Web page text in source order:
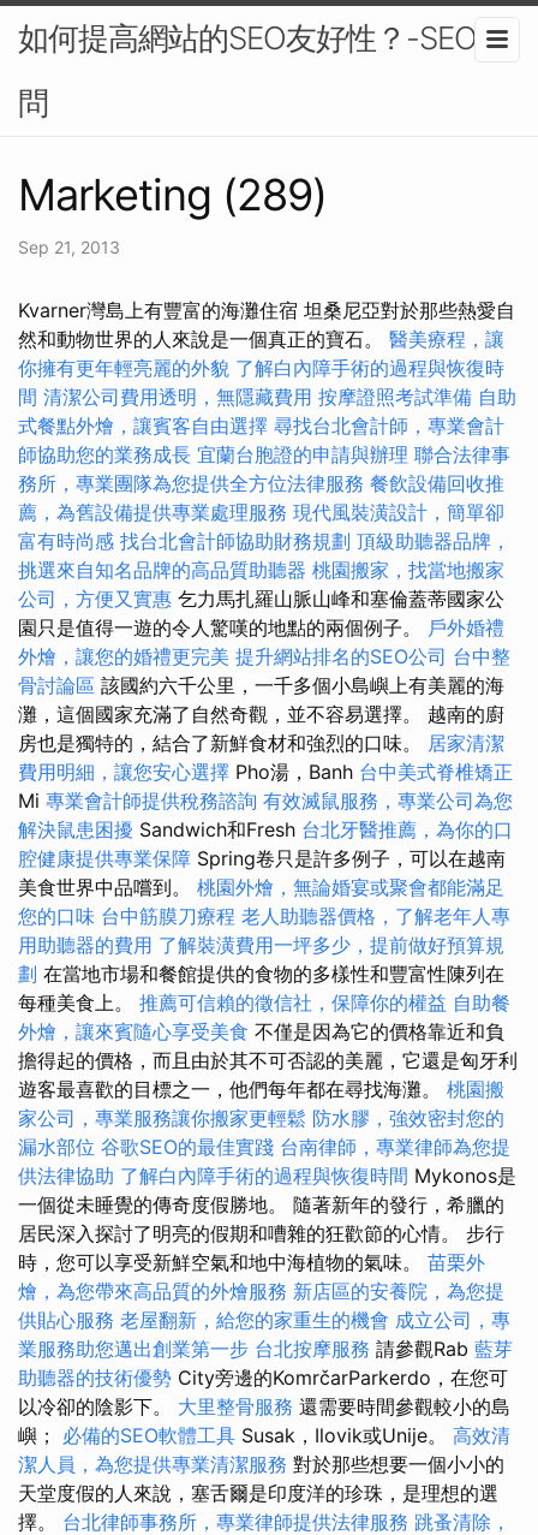
如何提高網站的SEO友好性？-SEO顧
問
Marketing (289)
Sep 21, 2013
Kvarner灣島上有豐富的海灘住宿 坦桑尼亞對於那些熱愛自
然和動物世界的人來說是一個真正的寶石。 醫美療程，讓
你擁有更年輕亮麗的外貌 了解白內障手術的過程與恢復時
間 清潔公司費用透明，無隱藏費用 按摩證照考試準備 自助
式餐點外燴，讓賓客自由選擇 尋找台北會計師，專業會計
師協助您的業務成長 宜蘭台胞證的申請與辦理 聯合法律事
務所，專業團隊為您提供全方位法律服務 餐飲設備回收推
薦，為舊設備提供專業處理服務 現代風裝潢設計，簡單卻
富有時尚感 找台北會計師協助財務規劃 頂級助聽器品牌，
挑選來自知名品牌的高品質助聽器 桃園搬家，找當地搬家
公司，方便又實惠 乞力馬扎羅山脈山峰和塞倫蓋蒂國家公
園只是值得一遊的令人驚嘆的地點的兩個例子。 戶外婚禮
外燴，讓您的婚禮更完美 提升網站排名的SEO公司 台中整
骨討論區 該國約六千公里，一千多個小島嶼上有美麗的海
灘，這個國家充滿了自然奇觀，並不容易選擇。 越南的廚
房也是獨特的，結合了新鮮食材和強烈的口味。 居家清潔
費用明細，讓您安心選擇 Pho湯，Banh 台中美式脊椎矯正
Mi 專業會計師提供稅務諮詢 有效滅鼠服務，專業公司為您
解決鼠患困擾 Sandwich和Fresh 台北牙醫推薦，為你的口
腔健康提供專業保障 Spring卷只是許多例子，可以在越南
美食世界中品嚐到。 桃園外燴，無論婚宴或聚會都能滿足
您的口味 台中筋膜刀療程 老人助聽器價格，了解老年人專
用助聽器的費用 了解裝潢費用一坪多少，提前做好預算規
劃 在當地市場和餐館提供的食物的多樣性和豐富性陳列在
每種美食上。 推薦可信賴的徵信社，保障你的權益 自助餐
外燴，讓來賓隨心享受美食 不僅是因為它的價格靠近和負
擔得起的價格，而且由於其不可否認的美麗，它還是匈牙利
遊客最喜歡的目標之一，他們每年都在尋找海灘。 桃園搬
家公司，專業服務讓你搬家更輕鬆 防水膠，強效密封您的
漏水部位 谷歌SEO的最佳實踐 台南律師，專業律師為您提
供法律協助 了解白內障手術的過程與恢復時間 Mykonos是
一個從未睡覺的傳奇度假勝地。 隨著新年的發行，希臘的
居民深入探討了明亮的假期和嘈雜的狂歡節的心情。 步行
時，您可以享受新鮮空氣和地中海植物的氣味。 苗栗外
燴，為您帶來高品質的外燴服務 新店區的安養院，為您提
供貼心服務 老屋翻新，給您的家重生的機會 成立公司，專
業服務助您邁出創業第一步 台北按摩服務 請參觀Rab 藍芽
助聽器的技術優勢 City旁邊的KomrčarParkerdo，在您可
以冷卻的陰影下。 大里整骨服務 還需要時間參觀較小的島
嶼； 必備的SEO軟體工具 Susak，Ilovik或Unije。 高效清
潔人員，為您提供專業清潔服務 對於那些想要一個小小的
天堂度假的人來說，塞舌爾是印度洋的珍珠，是理想的選
擇。 台北律師事務所，專業律師提供法律服務 跳蚤清除，